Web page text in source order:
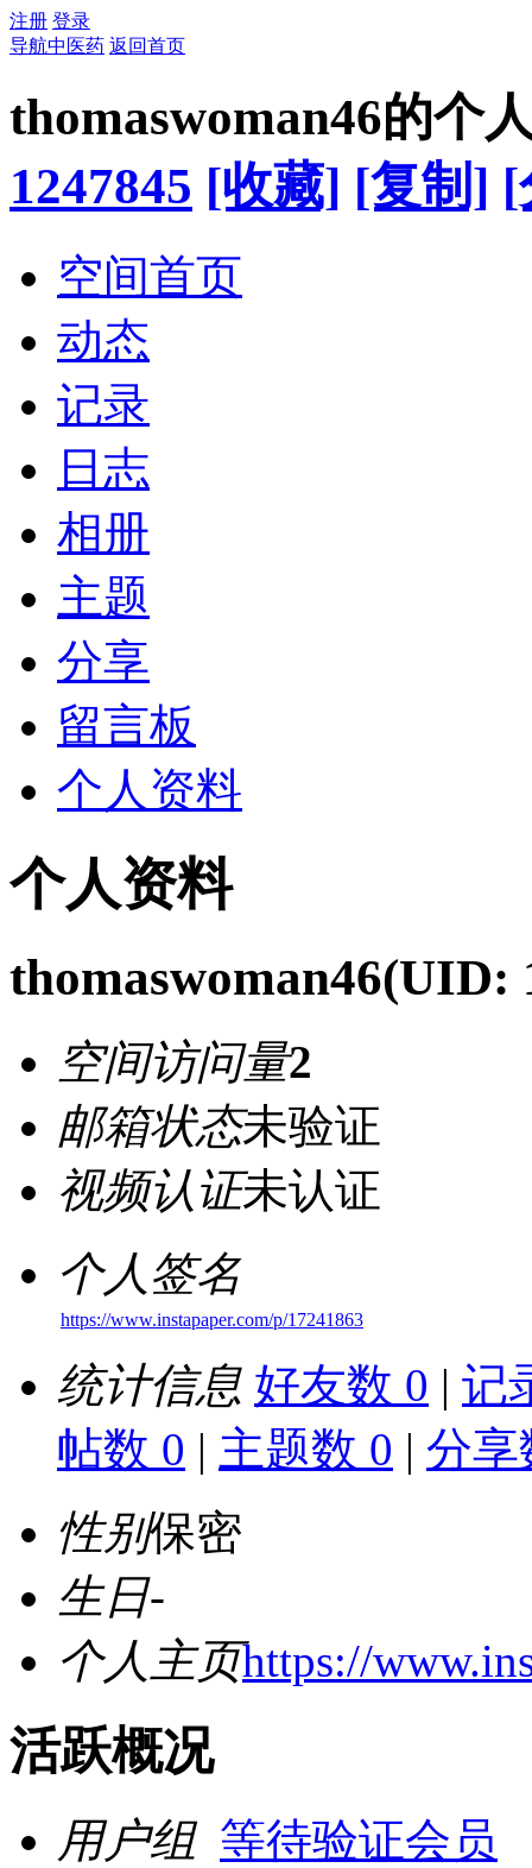
注册 登录
导航中医药 返回首页
thomaswoman46的个
1247845 [收藏] [复制] [
空间首页
动态
记录
日志
相册
主题
分享
留言板
个人资料
个人资料
thomaswoman46(UID:
空间访问量2
邮箱状态未验证
视频认证未认证
个人签名
https://www.instapaper.com/p/17241863
统计信息 好友数 0 | 记
帖数 0 | 主题数 0 | 分享
性别保密
生日-
个人主页https://
活跃概况
用户组 等待验证会员